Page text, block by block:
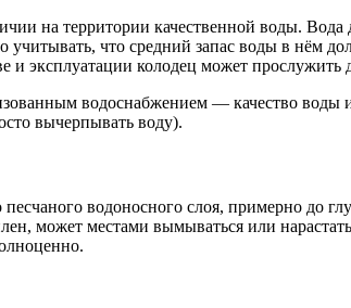
на территории качественной воды.
что средний запас воды в нём
и эксплуатации колодец может прослужить
водоснабжением — качество
вычерпывать воду).
водоносного слоя, примерно до
может местами вымываться или